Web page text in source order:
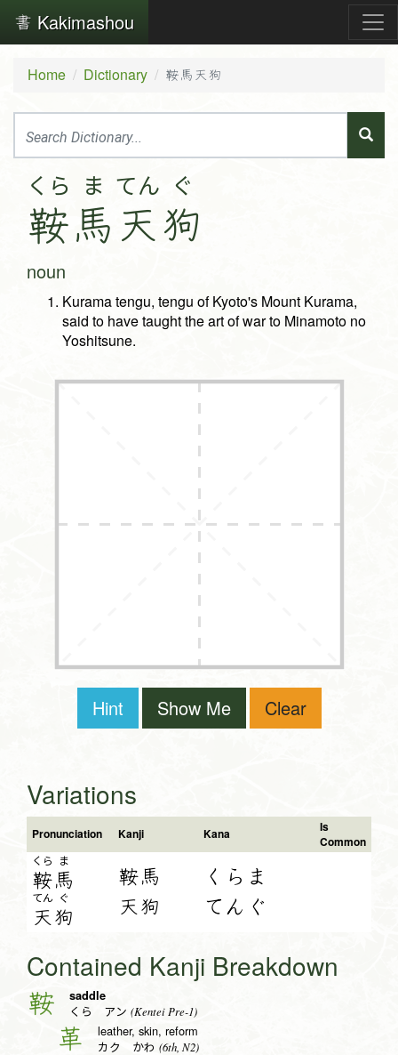
Kakimashou
Home Dictionary 鞍馬天狗
くら
鞍
ま
馬
てん
天
ぐ
狗
noun
Kurama tengu, tengu of Kyoto's Mount Kurama,
said to have taught the art of war to Minamoto no
Yoshitsune.
Hint Show Me Clear
Variations
Pronunciation Kanji Kana
Is
Common
くら
鞍
ま
馬
てん
天
ぐ
狗
鞍馬
天狗
くらま
てんぐ
Contained Kanji Breakdown
鞍 saddle
くら アン (Kentei Pre-1)
革 leather, skin, reform
カク かわ (6th, N2)